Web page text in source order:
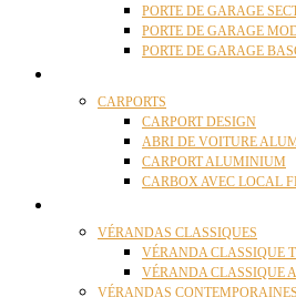
PORTE DE GARAGE
PORTE DE GARAGE
PORTE DE GARAGE
CARPORTS
CARPORT DESIGN
ABRI DE VOITURE
CARPORT ALUMINIUM
CARBOX AVEC LOCAL
VÉRANDAS CLASSIQUES
VÉRANDA CLASSIQUE
VÉRANDA CLASSIQUE
VÉRANDAS CONTEMPORAINES